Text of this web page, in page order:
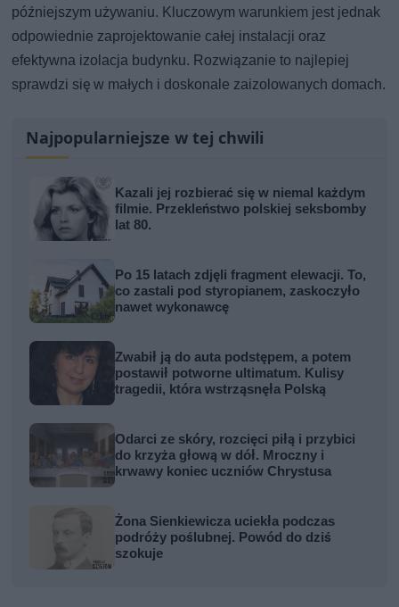
późniejszym używaniu. Kluczowym warunkiem jest jednak
odpowiednie zaprojektowanie całej instalacji oraz
efektywna izolacja budynku. Rozwiązanie to najlepiej
sprawdzi się w małych i doskonale zaizolowanych domach.
Najpopularniejsze w tej chwili
Kazali jej rozbierać się w niemal każdym
filmie. Przekleństwo polskiej seksbomby
lat 80.
Po 15 latach zdjęli fragment elewacji. To,
co zastali pod styropianem, zaskoczyło
nawet wykonawcę
Zwabił ją do auta podstępem, a potem
postawił potworne ultimatum. Kulisy
tragedii, która wstrząsnęła Polską
Odarci ze skóry, rozcięci piłą i przybici
do krzyża głową w dół. Mroczny i
krwawy koniec uczniów Chrystusa
Żona Sienkiewicza uciekła podczas
podróży poślubnej. Powód do dziś
szokuje